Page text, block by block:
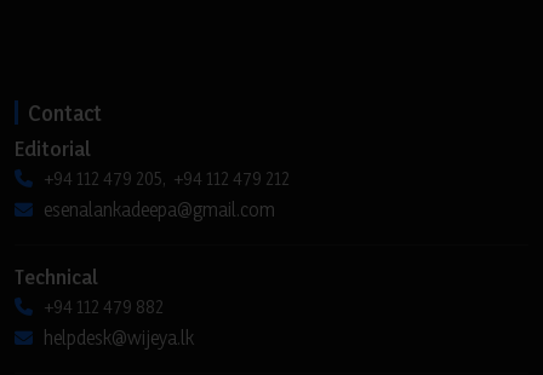
Contact
Editorial
+94 112 479 205, +94 112 479 212
esenalankadeepa@gmail.com
Technical
+94 112 479 882
helpdesk@wijeya.lk